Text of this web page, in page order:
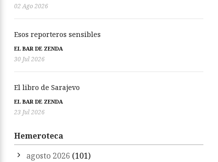
02 Ago 2026
Esos reporteros sensibles
EL BAR DE ZENDA
30 Jul 2026
El libro de Sarajevo
EL BAR DE ZENDA
23 Jul 2026
Hemeroteca
agosto 2026 (101)